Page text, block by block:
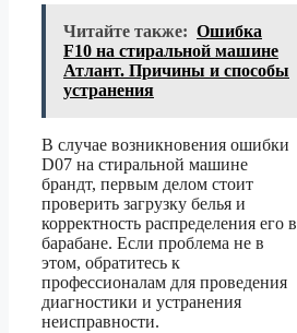
Читайте также: Ошибка
F10 на стиральной машине
Атлант. Причины и способы
устранения
В случае возникновения ошибки
D07 на стиральной машине
брандт, первым делом стоит
проверить загрузку белья и
корректность распределения его в
барабане. Если проблема не в
этом, обратитесь к
профессионалам для проведения
диагностики и устранения
неисправности.